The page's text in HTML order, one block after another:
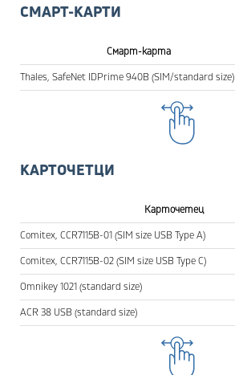
СМАРТ-КАРТИ
Смарт-карта
Thales, SafeNet IDPrime 940B (SIM/standard size)
КАРТОЧЕТЦИ
Карточетец
Comitex, CCR7115B-01 (SIM size USB Type A)
Comitex, CCR7115B-02 (SIM size USB Type C)
Omnikey 1021 (standard size)
ACR 38 USB (standard size)